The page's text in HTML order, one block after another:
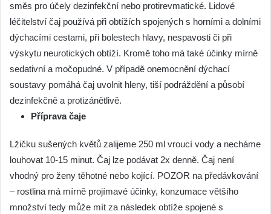
směs pro účely dezinfekční nebo protirevmatické. Lidové
léčitelství čaj používá při obtížích spojených s horními a dolními
dýchacími cestami, při bolestech hlavy, nespavosti či při
výskytu neurotických obtíží. Kromě toho má také účinky mírně
sedativní a močopudné. V případě onemocnění dýchací
soustavy pomáhá čaj uvolnit hleny, tiší podráždění a působí
dezinfekčně a protizánětlivě.
Příprava čaje
Lžičku sušených květů zalijeme 250 ml vroucí vody a necháme
louhovat 10-15 minut. Čaj lze podávat 2x denně. Čaj není
vhodný pro ženy těhotné nebo kojící. POZOR na předávkování
– rostlina má mírně projímavé účinky, konzumace většího
množství tedy může mít za následek obtíže spojené s